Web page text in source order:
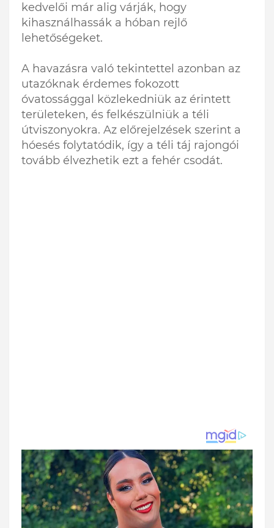
kedvelői már alig várják, hogy
kihasználhassák a hóban rejlő
lehetőségeket.
A havazásra való tekintettel azonban az
utazóknak érdemes fokozott
óvatossággal közlekedniük az érintett
területeken, és felkészülniük a téli
útviszonyokra. Az előrejelzések szerint a
hóesés folytatódik, így a téli táj rajongói
tovább élvezhetik ezt a fehér csodát.